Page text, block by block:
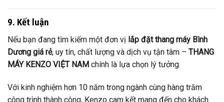
9. Kết luận
Nếu bạn đang tìm kiếm một đơn vị lắp đặt thang máy Bình
Dương giá rẻ, uy tín, chất lượng và dịch vụ tận tâm – THANG
MÁY KENZO VIỆT NAM chính là lựa chọn lý tưởng.
Với kinh nghiệm hơn 10 năm trong ngành cùng hàng trăm
công trình thành công, Kenzo cam kết mang đến cho khách